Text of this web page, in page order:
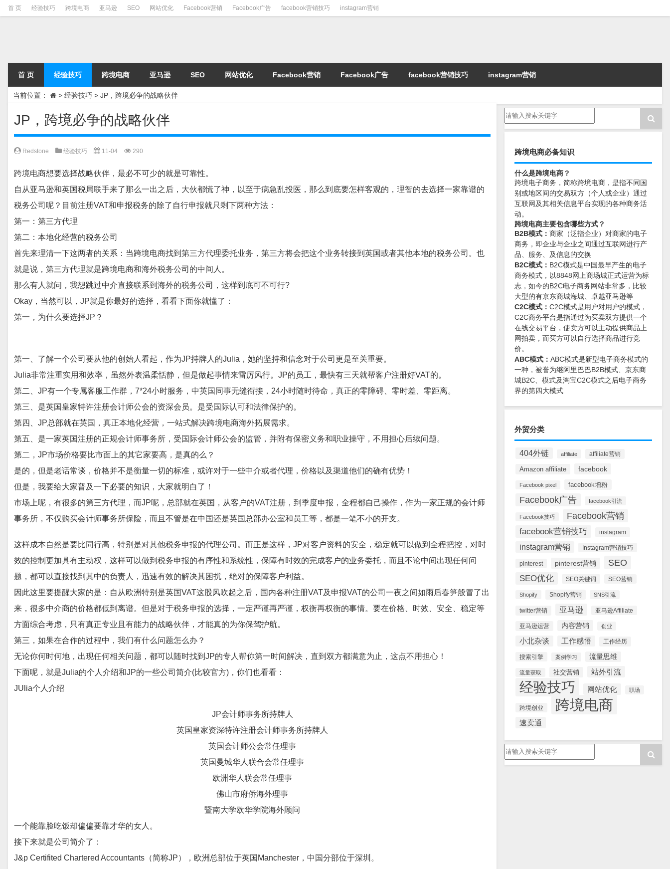
首 页 经验技巧 跨境电商 亚马逊 SEO 网站优化 Facebook营销 Facebook广告 facebook营销技巧 instagram营销
首 页 经验技巧 跨境电商 亚马逊 SEO 网站优化 Facebook营销 Facebook广告 facebook营销技巧 instagram营销
当前位置： > 经验技巧 > JP，跨境必争的战略伙伴
JP，跨境必争的战略伙伴
Redstone 经验技巧 11-04 290
跨境电商想要选择战略伙伴，最必不可少的就是可靠性。
自从亚马逊和英国税局联手来了那么一出之后，大伙都慌了神，以至于病急乱投医，那么到底要怎样客观的，理智的去选择一家靠谱的
税务公司呢？目前注册VAT和申报税务的除了自行申报就只剩下两种方法：
第一：第三方代理
第二：本地化经营的税务公司
首先来理清一下这两者的关系：当跨境电商找到第三方代理委托业务，第三方将会把这个业务转接到英国或者其他本地的税务公司。也
就是说，第三方代理就是跨境电商和海外税务公司的中间人。
那么有人就问，我想跳过中介直接联系到海外的税务公司，这样到底可不可行?
Okay，当然可以，JP就是你最好的选择，看看下面你就懂了：
第一， 为什么要选择JP ？
第一、了解一个公司要从他的创始人看起，作为JP持牌人的Julia，她的坚持和信念对于公司更是至关重要。
Julia非常注重实用和效率，虽然外表温柔恬静，但是做起事情来雷厉风行。JP的员工，最快有三天就帮客户注册好VAT的。
第二、 JP有一个专属客服工作群，7*24小时服务，中英国同事无缝衔接，24小时随时待命，真正的零障碍、零时差、零距离。
第三、 是英国皇家特许注册会计师公会的资深会员。是受国际认可和法律保护的。
第四、 JP总部就在英国，真正本地化经营，一站式解决跨境电商海外拓展需求。
第五、 是一家英国注册的正规会计师事务所，受国际会计师公会的监管，并附有保密义务和职业操守，不用担心后续问题。
第二， JP市场价格要比市面上的其它家要高，是真的么？
是的，但是老话常谈，价格并不是衡量一切的标准，或许对于一些中介或者代理，价格以及渠道他们的确有优势！
但是，我要给大家普及一下必要的知识，大家就明白了！
市场上呢， 有很多的第三方代理，而JP呢，总部就在英国，从客户的VAT注册，到季度申报，全程都自己操作，作为一家正规的会计师
事务所，不仅购买会计师事务所保险，而且不管是在中国还是英国总部办公室和员工等，都是一笔不小的开支。
这样成本自然是要比同行高，特别是对其他税务申报的代理公司 。而正是这样， JP对客户资料的安全，稳定就可以做到全程把控，对时
效的控制更加具有主动权，这样可以做到 税务申报的有序性和系统性 ，保障有时效的完成客户的业务委托，而且不论中间出现任何问
题，都可以直接找到其中的负责人，迅速有效的解决其困扰，绝对的保障客户利益。
因此这里要提醒大家的是： 自从欧洲特别是英国VAT这股风吹起之后，国内各种注册VAT及申报VAT的公司一夜之间如雨后春笋般冒了出
来，很多中介商的价格都低到离谱。但是对于税务申报的选择，一定严谨再严谨，权衡再权衡的事情。要在价格、时效、安全、稳定等
方面综合考虑，只有真正专业且有能力的战略伙伴，才能真的为你保驾护航。
第三，如果在合作的过程中，我们有什么问题怎么办？
无论你何时何地，出现任何相关问题，都可以随时找到 JP的专人帮你第一时间解决，直到双方都满意为止，这点不用担心！
下面呢，就是Julia的个人介绍和JP的一些公司 简介(比较官方)，你们也看看：
JUlia个人介绍
JP会计师事务所持牌人
英国皇家资深特许注册会计师事务所持牌人
英国会计师公会常任理事
英国曼城华人联合会常任理事
欧洲华人联会常任理事
佛山市府侨海外理事
暨南大学欧华学院海外顾问
一个能靠脸吃饭却偏偏要靠才华的女人。
接下来就是公司简介了：
J&p Certifited Chartered Accountants（简称JP），欧洲总部位于英国Manchester，中国分部位于深圳。
跨境电商必备知识
什么是跨境电商？
跨境电子商务，简称跨境电商，是指不同国
别或地区间的交易双方（个人或企业）通过
互联网及其相关信息平台实现的各种商务活
动。
跨境电商主要包含哪些方式？
B2B模式： 商家（泛指企业）对商家的电子
商务，即企业与企业之间通过互联网进行产
品、服务、及信息的交换
B2C模式： B2C模式是中国最早产生的电子
商务模式，以8848网上商场城正式运营为标
志，如今的B2C电子商务网站非常多，比较
大型的有京东商城海城、卓越亚马逊等
C2C模式： C2C模式是用户对用户的模式，
C2C商务平台是指通过为买卖双方提供一个
在线交易平台，使卖方可以主动提供商品上
网拍卖，而买方可以自行选择商品进行竞
价。
ABC模式： ABC模式是新型电子商务模式的
一种，被誉为继阿里巴巴B2B模式、京东商
城B2C、模式及淘宝C2C模式之后电子商务
界的第四大模式
外贸分类
404外链 affiliate affiliate营销
Amazon affiliate facebook
Facebook pixel facebook增粉
Facebook广告 facebook引流
Facebook技巧 Facebook营销
facebook营销技巧 instagram
instagram营销 Instagram营销技巧
pinterest pinterest营销 SEO
SEO优化 SEO关键词 SEO营销
Shopify Shopify营销 SNS引流
twitter营销 亚马逊 亚马逊Affiliate
亚马逊运营 内容营销 创业
小北杂谈 工作感悟 工作经历
搜索引擎 案例学习 流量思维
流量获取 社交营销 站外引流
经验技巧 网站优化 职场
跨境创业 跨境电商
速卖通